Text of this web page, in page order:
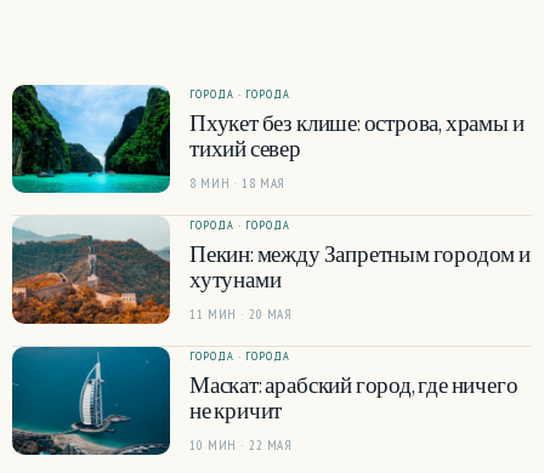
ГОРОДА · ГОРОДА
Пхукет без клише: острова, храмы и
тихий север
8 МИН · 18 МАЯ
ГОРОДА · ГОРОДА
Пекин: между Запретным городом и
хутунами
11 МИН · 20 МАЯ
ГОРОДА · ГОРОДА
Маскат: арабский город, где ничего
не кричит
10 МИН · 22 МАЯ